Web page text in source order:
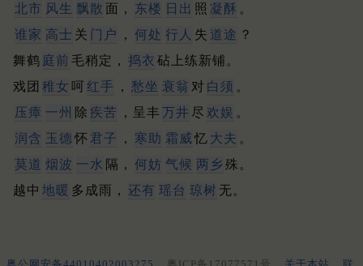
北市 风生 飘散 面， 东楼 日出 照 凝酥 。
谁家 高士 关 门户 ， 何处 行人 失 道途 ？
舞鹤 庭前 毛稍定， 捣衣 砧上练新铺。
戏团 稚女 呵 红手 ， 愁坐 衰翁 对 白须 。
压瘴 一州 除 疾苦 ，呈丰 万井 尽 欢娱 。
润含 玉德 怀 君子 ， 寒助 霜威 忆 大夫 。
莫道 烟波 一水 隔， 何妨 气候 两乡 殊。
越中 地暖 多成雨， 还有 瑶台 琼树 无。